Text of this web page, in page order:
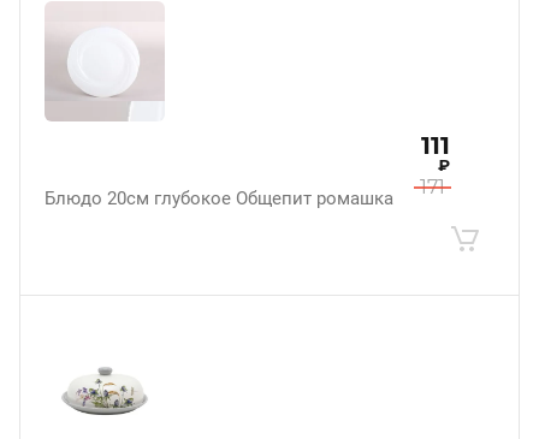
Блюдо 20см глубокое Общепит ромашка 171
111
₽